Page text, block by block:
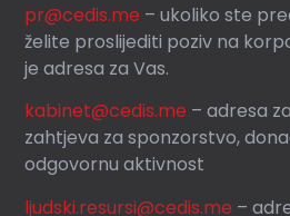
pr@cedis.me – ukoliko ste
želite proslijediti poziv na
je adresa za Vas.
kabinet@cedis.me –adresa
zahtjeva za sponzorstvo,
odgovornu aktivnost
ljudski.resursi@cedis.me –